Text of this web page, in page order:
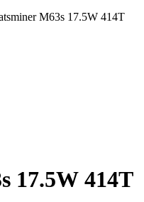
M63s 17.5W 414T
17.5W 414T